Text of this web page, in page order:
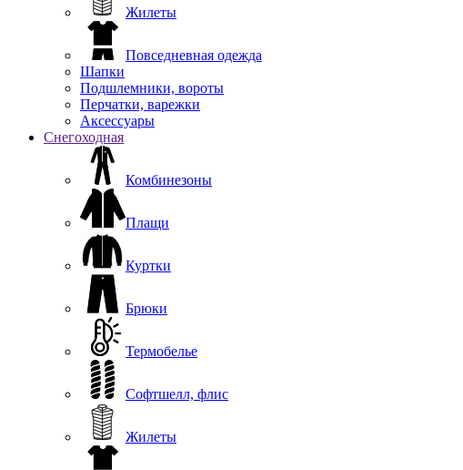
Жилеты
Повседневная одежда
Шапки
Подшлемники, вороты
Перчатки, варежки
Аксессуары
Снегоходная
Комбинезоны
Плащи
Куртки
Брюки
Термобелье
Софтшелл, флис
Жилеты